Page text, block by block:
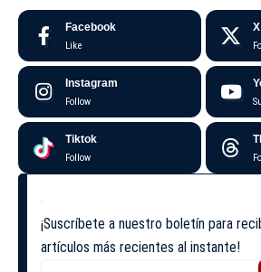
Facebook
Like
X
Instagram
Follow
Tiktok
Follow
¡Suscríbete a nuestro boletín para
artículos más recientes al instante!